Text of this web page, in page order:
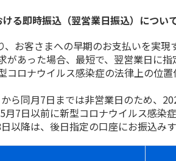
る即時振込（翌営業日振込）につい
お客さまへの早期のお支払いを実
があった場合、最短で、翌営業日に
コロナウイルス感染症の法律上の位置
ら同月7日までは非営業日のため、
7日以前に新型コロナウイルス感染
以降は、後日指定の口座にお振込み